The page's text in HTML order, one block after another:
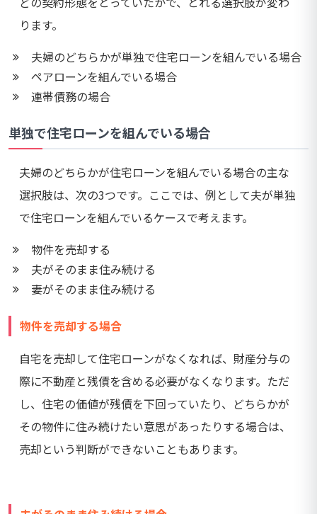
ります。
夫婦のどちらかが単独で住宅ローンを組んでいる場合
ペアローンを組んでいる場合
連帯債務の場合
単独で住宅ローンを組んでいる場合
夫婦のどちらかが住宅ローンを組んでいる場合の主な
選択肢は、次の3つです。ここでは、例として夫が単独
で住宅ローンを組んでいるケースで考えます。
物件を売却する
夫がそのまま住み続ける
妻がそのまま住み続ける
物件を売却する場合
自宅を売却して住宅ローンがなくなれば、財産分与の
際に不動産と残債を含める必要がなくなります。ただ
し、住宅の価値が残債を下回っていたり、どちらかが
その物件に住み続けたい意思があったりする場合は、
売却という判断ができないこともあります。